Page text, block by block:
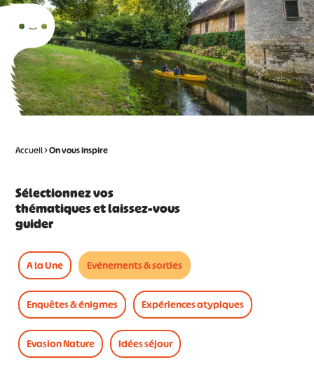
Accueil>On vousinspire
Sélectionnez vos
thématiques et laissez-vous
guider
A la Une Evénements & sorties
Enquêtes & énigmes Expériences atypiques
Evasion Nature Idées séjour